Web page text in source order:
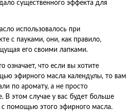
существенного эффекта для
использовалось при
с пауками, они, как правило,
его своими лапками.
означает, что если вы хотите
эфирного масла календулы, то вам
по аромату, а не просто
В этом случае у вас будет больше
с помощью этого эфирного масла.